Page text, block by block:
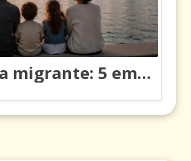
Resiliencia migrante: 5 emociones y cómo gestionarlas